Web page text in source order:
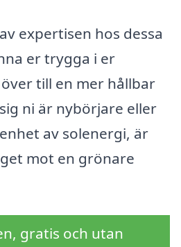
expertisen hos dessa
er trygga i er
till en mer hållbar
ni är nybörjare eller
av solenergi, är
mot en grönare
gratis och utan